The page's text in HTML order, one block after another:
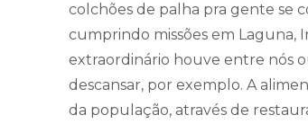
colchões de palha pra gente se
cumprindo missões em Laguna,
extraordinário houve entre nós
descansar, por exemplo. A
da população, através de